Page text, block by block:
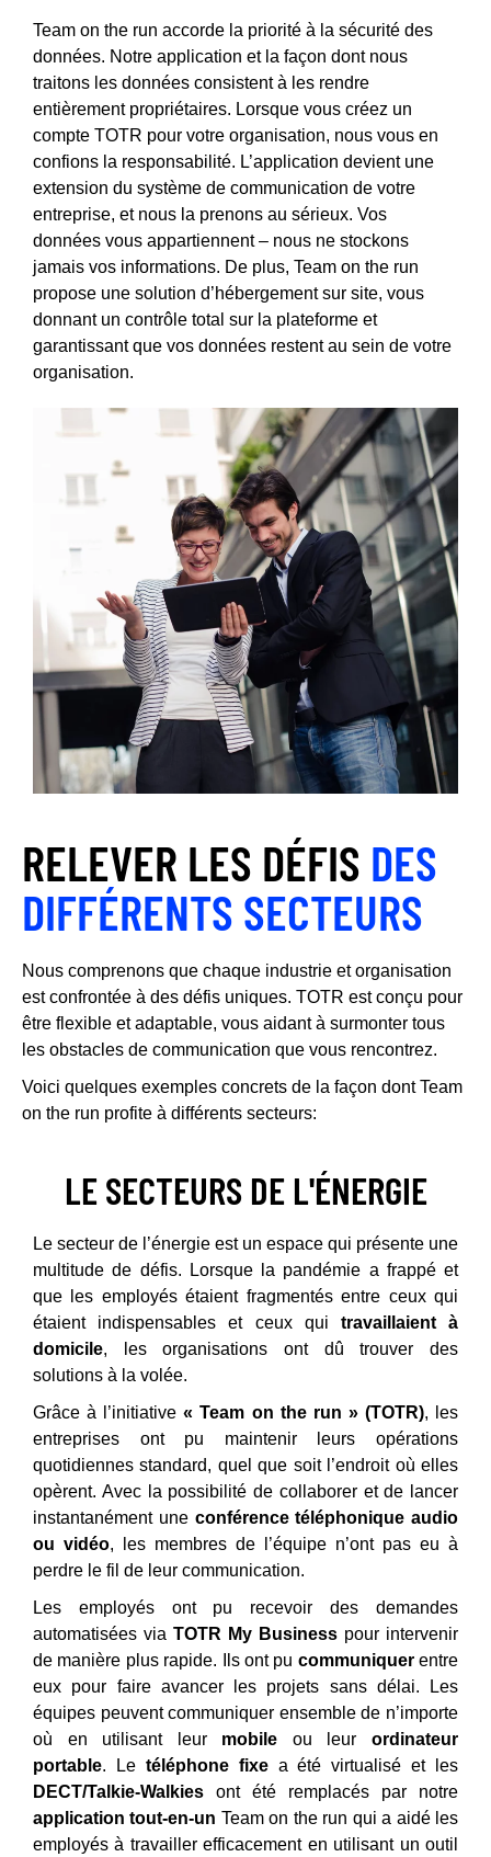
Team on the run accorde la priorité à la sécurité des
données. Notre application et la façon dont nous
traitons les données consistent à les rendre
entièrement propriétaires. Lorsque vous créez un
compte TOTR pour votre organisation, nous vous en
confions la responsabilité. L’application devient une
extension du système de communication de votre
entreprise, et nous la prenons au sérieux. Vos
données vous appartiennent – nous ne stockons
jamais vos informations. De plus, Team on the run
propose une solution d’hébergement sur site, vous
donnant un contrôle total sur la plateforme et
garantissant que vos données restent au sein de votre
organisation.
RELEVER LES DÉFIS DES
DIFFÉRENTS SECTEURS
Nous comprenons que chaque industrie et organisation
est confrontée à des défis uniques. TOTR est conçu pour
être flexible et adaptable, vous aidant à surmonter tous
les obstacles de communication que vous rencontrez.
Voici quelques exemples concrets de la façon dont Team
on the run profite à différents secteurs:
LE SECTEURS DE L'ÉNERGIE
Le secteur de l’énergie est un espace qui présente une
multitude de défis. Lorsque la pandémie a frappé et
que les employés étaient fragmentés entre ceux qui
étaient indispensables et ceux qui travaillaient à
domicile, les organisations ont dû trouver des
solutions à la volée.
Grâce à l’initiative« Team on the run » (TOTR), les
entreprises ont pu maintenir leurs opérations
quotidiennes standard, quel que soit l’endroit où elles
opèrent. Avec la possibilité de collaborer et de lancer
instantanément une conférence téléphonique audio
ou vidéo, les membres de l’équipe n’ont pas eu à
perdre le fil de leur communication.
Les employés ont pu recevoir des demandes
automatisées via TOTR My Business pour intervenir
de manière plus rapide. Ils ont pu communiquerentre
eux pour faire avancer les projets sans délai. Les
équipes peuvent communiquer ensemble de n’importe
où en utilisant leur mobile ou leurordinateur
portable. Le téléphone fixea été virtualisé et les
DECT/Talkie-Walkies ont été remplacés par notre
application tout-en-un Team on the run qui a aidé les
employés à travailler efficacement en utilisant un outil